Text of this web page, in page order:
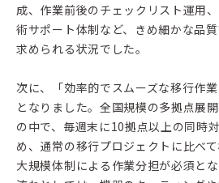
成、作業前後のチェックリスト運用
術サポート体制など、きめ細かな品
求められる状況でした。
次に、「効率的でスムーズな移行作
となりました。全国規模の多拠点展
の中で、毎週末に10拠点以上の同時
め、通常の移行プロジェクトに比べ
大規模体制による作業分担が必須と